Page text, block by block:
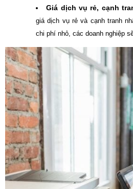
Giá dịch vụ rẻ, cạnh
giá dịch vụ rẻ và cạnh tranh
chi phí nhỏ, các doanh nghiệp